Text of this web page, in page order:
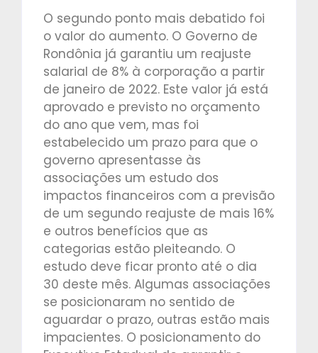
O segundo ponto mais debatido foi
o valor do aumento. O Governo de
Rondônia já garantiu um reajuste
salarial de 8% à corporação a partir
de janeiro de 2022. Este valor já está
aprovado e previsto no orçamento
do ano que vem, mas foi
estabelecido um prazo para que o
governo apresentasse às
associações um estudo dos
impactos financeiros com a previsão
de um segundo reajuste de mais 16%
e outros benefícios que as
categorias estão pleiteando. O
estudo deve ficar pronto até o dia
30 deste mês. Algumas associações
se posicionaram no sentido de
aguardar o prazo, outras estão mais
impacientes. O posicionamento do